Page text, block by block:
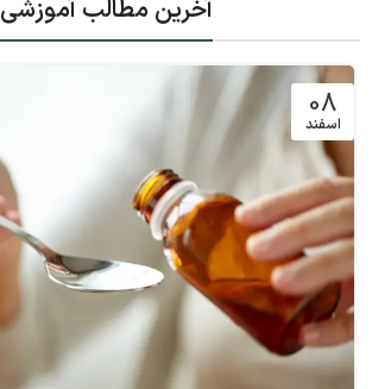
آخرین مطالب آموزشی
08
اسفند